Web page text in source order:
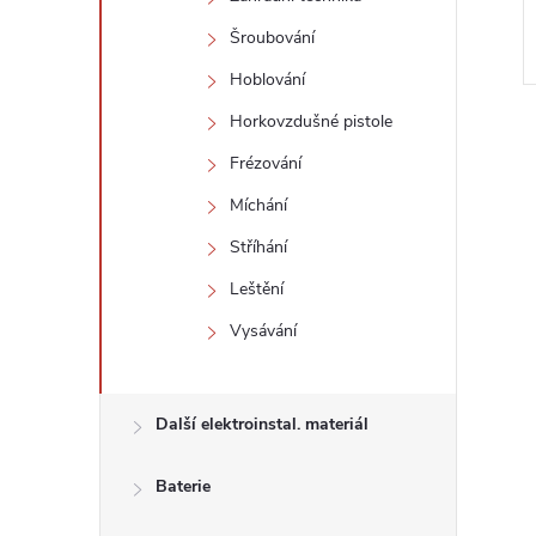
Šroubování
Hoblování
Horkovzdušné pistole
Frézování
Míchání
Stříhání
Leštění
Vysávání
Další elektroinstal. materiál
Baterie